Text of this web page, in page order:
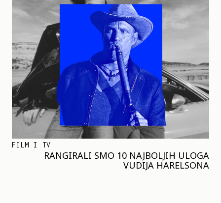
FILM I TV
RANGIRALI SMO 10 NAJBOLJIH ULOGA
VUDIJA HARELSONA